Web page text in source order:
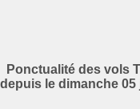
Ponctualité des vols
depuis le dimanche 05